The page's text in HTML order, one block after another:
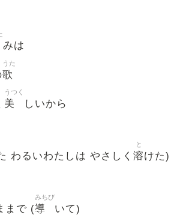
みは
歌
うた
美
うつく
しいから
わるいわたしは やさしく 溶
と
けた)
まで (導
みちび
いて)